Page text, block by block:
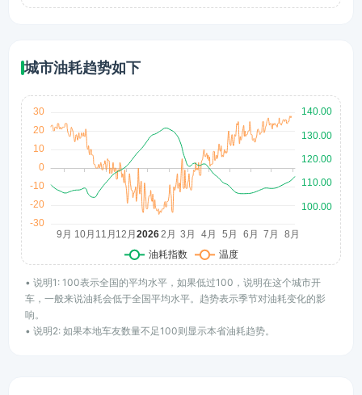
城市油耗趋势如下
• 说明1: 100表示全国的平均水平，如果低过100，说明在这个城市开
车，一般来说油耗会低于全国平均水平。趋势表示季节对油耗变化的影
响。
• 说明2: 如果本地车友数量不足100则显示本省油耗趋势。